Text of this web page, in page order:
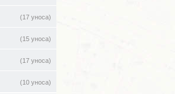
(17 уноса)
(15 уноса)
(17 уноса)
(10 уноса)